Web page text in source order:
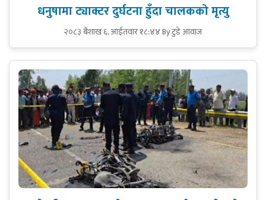
धनुषामा ट्याक्टर दुर्घटना हुँदा चालकको मृत्यु
२०८३ बैशाख ६, आईतवार १८:४४By टुडे आवाज